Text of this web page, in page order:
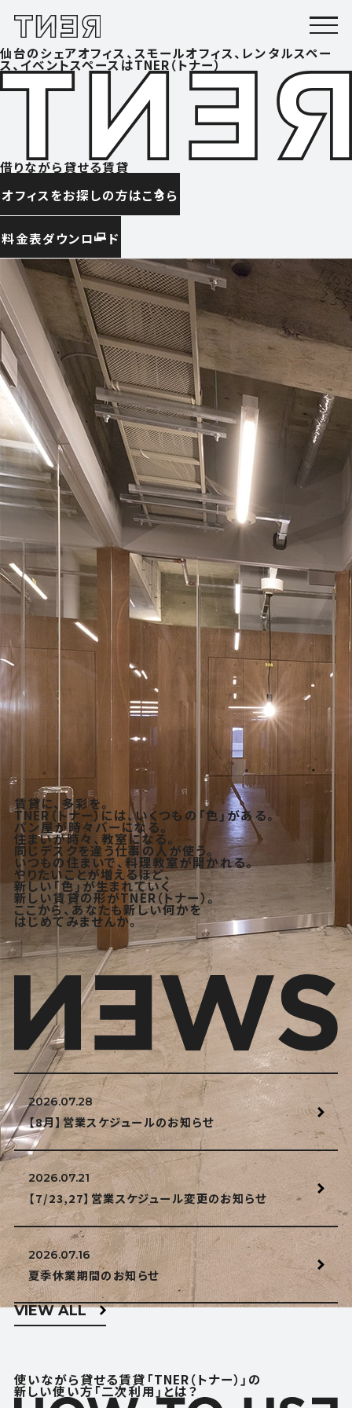
仙台のシェアオフィス、スモールオフィス、レンタルスペー
ス、イベントスペースはTNER（トナー）
借りながら貸せる賃貸
オフィスをお探しの方はこちら
料金表ダウンロード
賃貸に、多彩を。
TNER（トナー）には、いくつもの「色」がある。
パン屋が時々バーになる。
住まいが時々、教室になる。
同じデスクを違う仕事の人が使う。
いつもの住まいで、料理教室が開かれる。
やりたいことが増えるほど、
新しい「色」が生まれていく
新しい賃貸の形がTNER（トナー）。
ここから、あなたも新しい何かを
はじめてみませんか。
2026.07.28
【8月】営業スケジュールのお知らせ
2026.07.21
【7/23,27】営業スケジュール変更のお知らせ
2026.07.16
夏季休業期間のお知らせ
VIEW ALL
使いながら貸せる賃貸「TNER（トナー）」の
新しい使い方「二次利用」とは？